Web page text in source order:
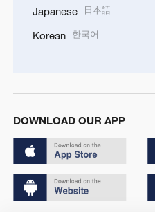
Japanese 日本語
Korean 한국어
DOWNLOAD OUR APP